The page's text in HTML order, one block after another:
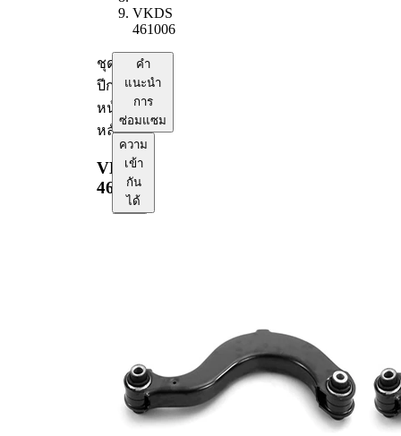
VKDS
461006
ชุด
ปีกนก
หน้า/
หลัง
VKDS
461006
คำ
แนะนำ
การ
ซ่อมแซม
ความ
เข้า
กัน
ได้